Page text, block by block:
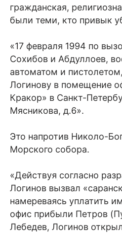
гражданская,
были теми, кто привык
«17 февраля 1994 по
Сохибов и Абдуллоев,
автоматом и
Логинову в помещение
Кракор» в Санкт-
Мясникова, д.6».
Это напротив Николо-
Морского собора.
«Действуя согласно
Логинов вызвал
намереваясь уплатить
офис прибыли Петров
Лебедев, Логинов